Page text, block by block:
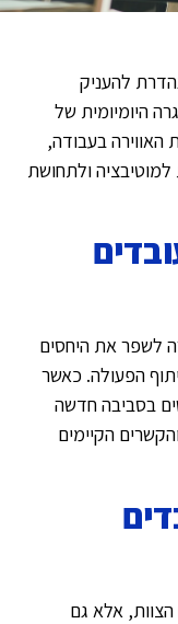
להעניק
היומיומית של
בעבודה,
ולתחושת
לשפר את היחסים
הפעולה. כאשר
בסביבה חדשה
הקיימים
הצוות, אלא גם